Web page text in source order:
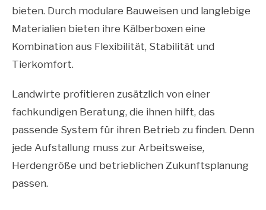
bieten. Durch modulare Bauweisen und langlebige
Materialien bieten ihre Kälberboxen eine
Kombination aus Flexibilität, Stabilität und
Tierkomfort.
Landwirte profitieren zusätzlich von einer
fachkundigen Beratung, die ihnen hilft, das
passende System für ihren Betrieb zu finden. Denn
jede Aufstallung muss zur Arbeitsweise,
Herdengröße und betrieblichen Zukunftsplanung
passen.